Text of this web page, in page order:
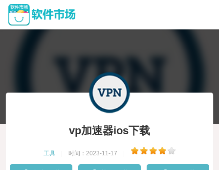
vp加速器ios下载
工具 时间：2023-11-17